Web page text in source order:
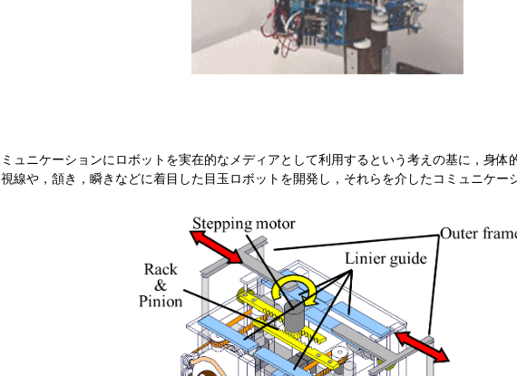
ュニケーションにロボットを実在的なメディアとして利用するという考えの基に，身体
線や，頷き，瞬きなどに着目した目玉ロボットを開発し，それらを介したコミュニケー